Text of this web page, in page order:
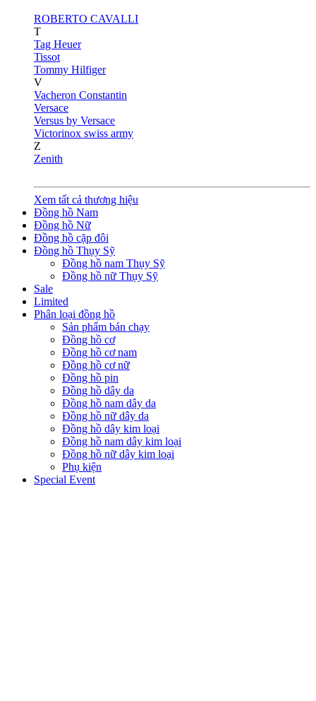
ROBERTO CAVALLI
T
Tag Heuer
Tissot
Tommy Hilfiger
V
Vacheron Constantin
Versace
Versus by Versace
Victorinox swiss army
Z
Zenith
Xem tất cả thương hiệu
Đồng hồ Nam
Đồng hồ Nữ
Đồng hồ cặp đôi
Đồng hồ Thụy Sỹ
Đồng hồ nam Thụy Sỹ
Đồng hồ nữ Thụy Sỹ
Sale
Limited
Phân loại đồng hồ
Sản phẩm bán chạy
Đồng hồ cơ
Đồng hồ cơ nam
Đồng hồ cơ nữ
Đồng hồ pin
Đồng hồ dây da
Đồng hồ nam dây da
Đồng hồ nữ dây da
Đồng hồ dây kim loại
Đồng hồ nam dây kim loại
Đồng hồ nữ dây kim loại
Phụ kiện
Special Event